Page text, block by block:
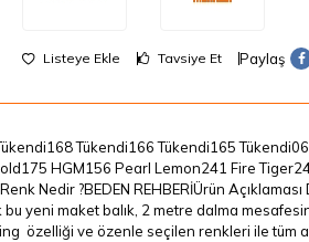
Listeye Ekle Tavsiye Et Paylaş
Tükendi166 Tükendi165
HGM156 Pearl Lemon241 Fire
Nedir ?BEDEN REHBERİÜrün
yeni maket balık, 2 metre dalma
özelliği ve özenle seçilen renkleri ile tüm